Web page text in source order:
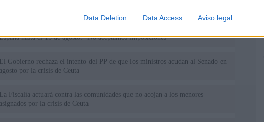
Data Deletion Data Access Aviso legal
hasta el 15 de agosto: "No aceptamos imposiciones"
El Gobierno rechaza el intento del PP de que los ministros acudan al Senado en
agosto por la crisis de Ceuta
La Fiscalía actuará contra las comunidades que no acojan a los menores
asignados por la crisis de Ceuta